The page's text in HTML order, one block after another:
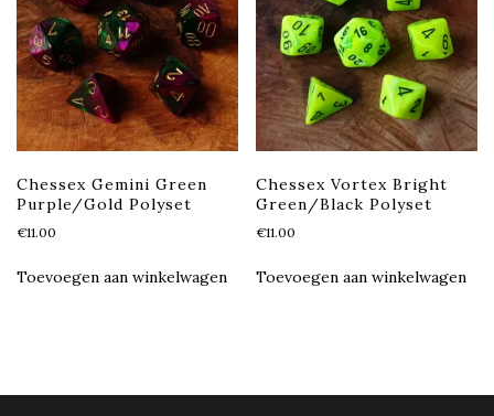
Chessex Gemini Green
Purple/Gold Polyset
€11.00
Toevoegen aan winkelwagen
Chessex Vortex Bright
Green/Black Polyset
€11.00
Toevoegen aan winkelwagen